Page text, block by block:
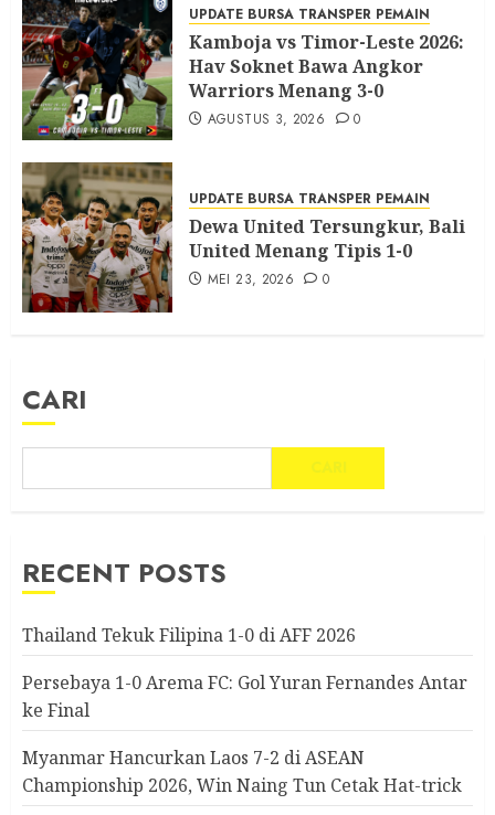
UPDATE BURSA TRANSPER PEMAIN
Kamboja vs Timor-Leste 2026:
Hav Soknet Bawa Angkor
Warriors Menang 3-0
AGUSTUS 3, 2026 0
UPDATE BURSA TRANSPER PEMAIN
Dewa United Tersungkur, Bali
United Menang Tipis 1-0
MEI 23, 2026 0
CARI
RECENT POSTS
Thailand Tekuk Filipina 1-0 di AFF 2026
Persebaya 1-0 Arema FC: Gol Yuran Fernandes Antar
ke Final
Myanmar Hancurkan Laos 7-2 di ASEAN
Championship 2026, Win Naing Tun Cetak Hat-trick